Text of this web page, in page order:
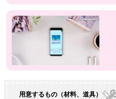
用意するもの（材料、道具）